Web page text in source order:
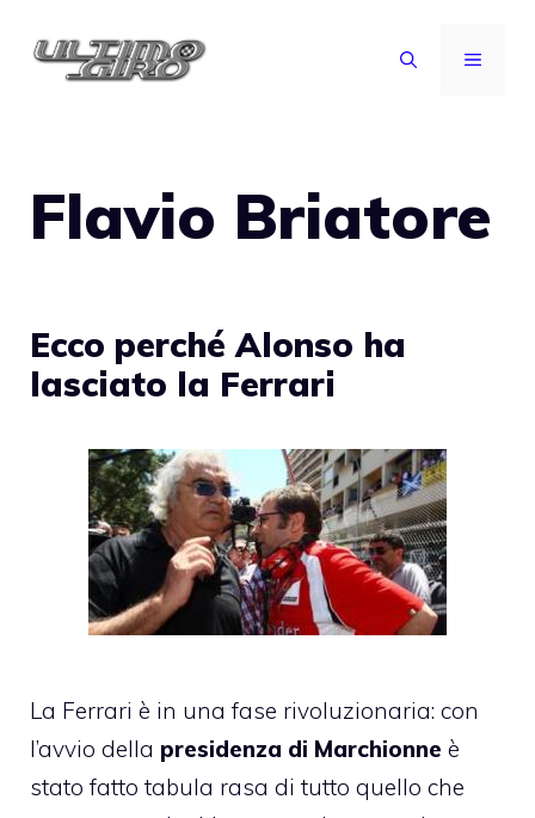
MENU
Flavio Briatore
Ecco perché Alonso ha
lasciato la Ferrari
La Ferrari è in una fase rivoluzionaria: con
l’avvio della presidenza di Marchionne è
stato fatto tabula rasa di tutto quello che